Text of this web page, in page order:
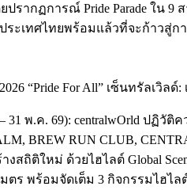
รากฏการณ์ Pride Parade ใน
เทศไทยพร้อมแล้วที่จะก้าวสู่การ
2026 “Pride For All” เซ็นทรัลเ
– 31 พ.ค. 69):
BREW RUN CLUB,
ร้างสถิติใหม่ ด้วยไฮไลต์ Global
ตร พร้อมจัดเต็ม 3 กิจกรรมไฮไล